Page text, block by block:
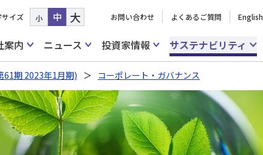
サイズ 小 中 大 お問い合わせ よくあるご質問 English
案内
ニュース 投資家情報 サステナビリティ
61期 2023年1月期) コーポレート・ガバナンス